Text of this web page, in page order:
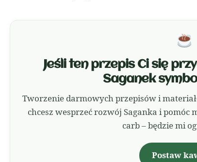
Jeśli ten przepis Ci się
Saganek
Tworzenie darmowych przepisów i
chcesz wesprzeć rozwój Saganka i
carb – będzie mi
Postaw